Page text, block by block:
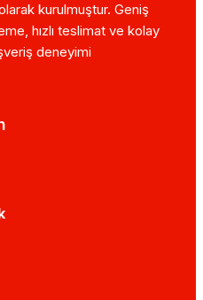
kurulmuştur. Geniş
hızlı teslimat ve kolay
deneyimi